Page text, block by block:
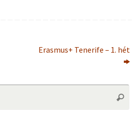
Erasmus+ Tenerife – 1. hét